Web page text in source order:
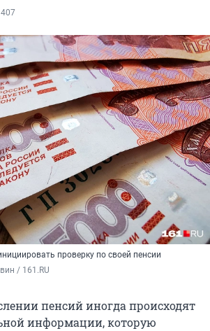
407
проверку по своей пенсии
/ 161.RU
пенсий иногда происходят
информации, которую